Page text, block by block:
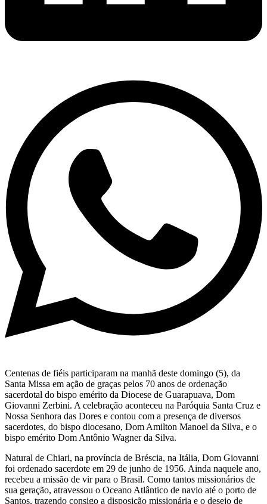
Centenas de fiéis participaram na manhã deste domingo (5), da
Santa Missa em ação de graças pelos 70 anos de ordenação
sacerdotal do bispo emérito da Diocese de Guarapuava, Dom
Giovanni Zerbini. A celebração aconteceu na Paróquia Santa Cruz e
Nossa Senhora das Dores e contou com a presença de diversos
sacerdotes, do bispo diocesano, Dom Amilton Manoel da Silva, e o
bispo emérito Dom Antônio Wagner da Silva.
Natural de Chiari, na província de Bréscia, na Itália, Dom Giovanni
foi ordenado sacerdote em 29 de junho de 1956. Ainda naquele ano,
recebeu a missão de vir para o Brasil. Como tantos missionários de
sua geração, atravessou o Oceano Atlântico de navio até o porto de
Santos, trazendo consigo a disposição missionária e o desejo de